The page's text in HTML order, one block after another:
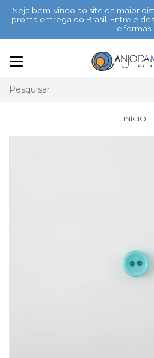
Seja bem-vindo ao site da maior
pronta entrega do Brasil. Entre e
e formas!
INÍCIO